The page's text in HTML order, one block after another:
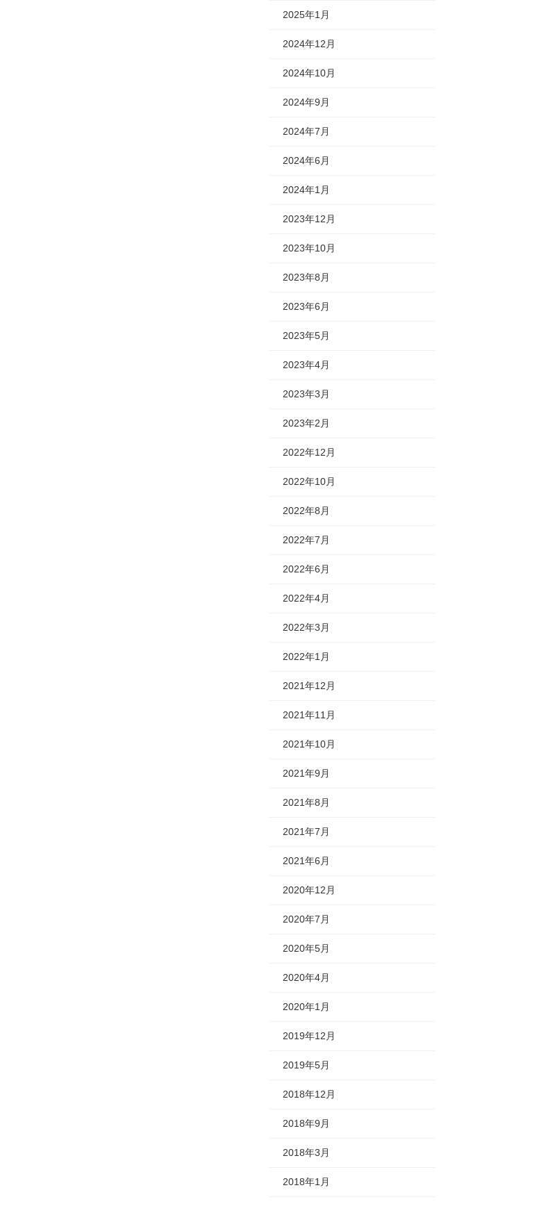
2025年1月
2024年12月
2024年10月
2024年9月
2024年7月
2024年6月
2024年1月
2023年12月
2023年10月
2023年8月
2023年6月
2023年5月
2023年4月
2023年3月
2023年2月
2022年12月
2022年10月
2022年8月
2022年7月
2022年6月
2022年4月
2022年3月
2022年1月
2021年12月
2021年11月
2021年10月
2021年9月
2021年8月
2021年7月
2021年6月
2020年12月
2020年7月
2020年5月
2020年4月
2020年1月
2019年12月
2019年5月
2018年12月
2018年9月
2018年3月
2018年1月